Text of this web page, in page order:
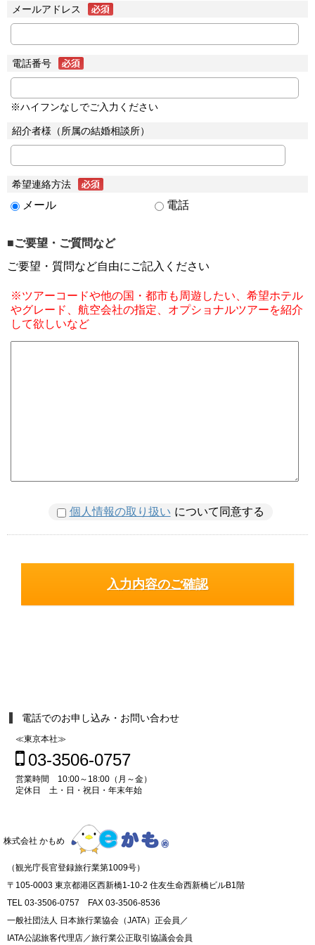
メールアドレス
電話番号
※ハイフンなしでご入力ください
紹介者様（所属の結婚相談所）
希望連絡方法
メール 電話
■ご要望・ご質問など
ご要望・質問など自由にご記入ください
※ツアーコードや他の国・都市も周遊したい、希望ホテル
やグレード、航空会社の指定、オプショナルツアーを紹介
して欲しいなど
個人情報の取り扱い について同意する
電話でのお申し込み・お問い合わせ
≪東京本社≫
03-3506-0757
営業時間 10:00～18:00（月～金）
定休日 土・日・祝日・年末年始
株式会社 かもめ
（観光庁長官登録旅行業第1009号）
〒105-0003 東京都港区西新橋1-10-2 住友生命西新橋ビルB1階
TEL 03-3506-0757 FAX 03-3506-8536
一般社団法人 日本旅行業協会（JATA）正会員／
IATA公認旅客代理店／旅行業公正取引協議会会員